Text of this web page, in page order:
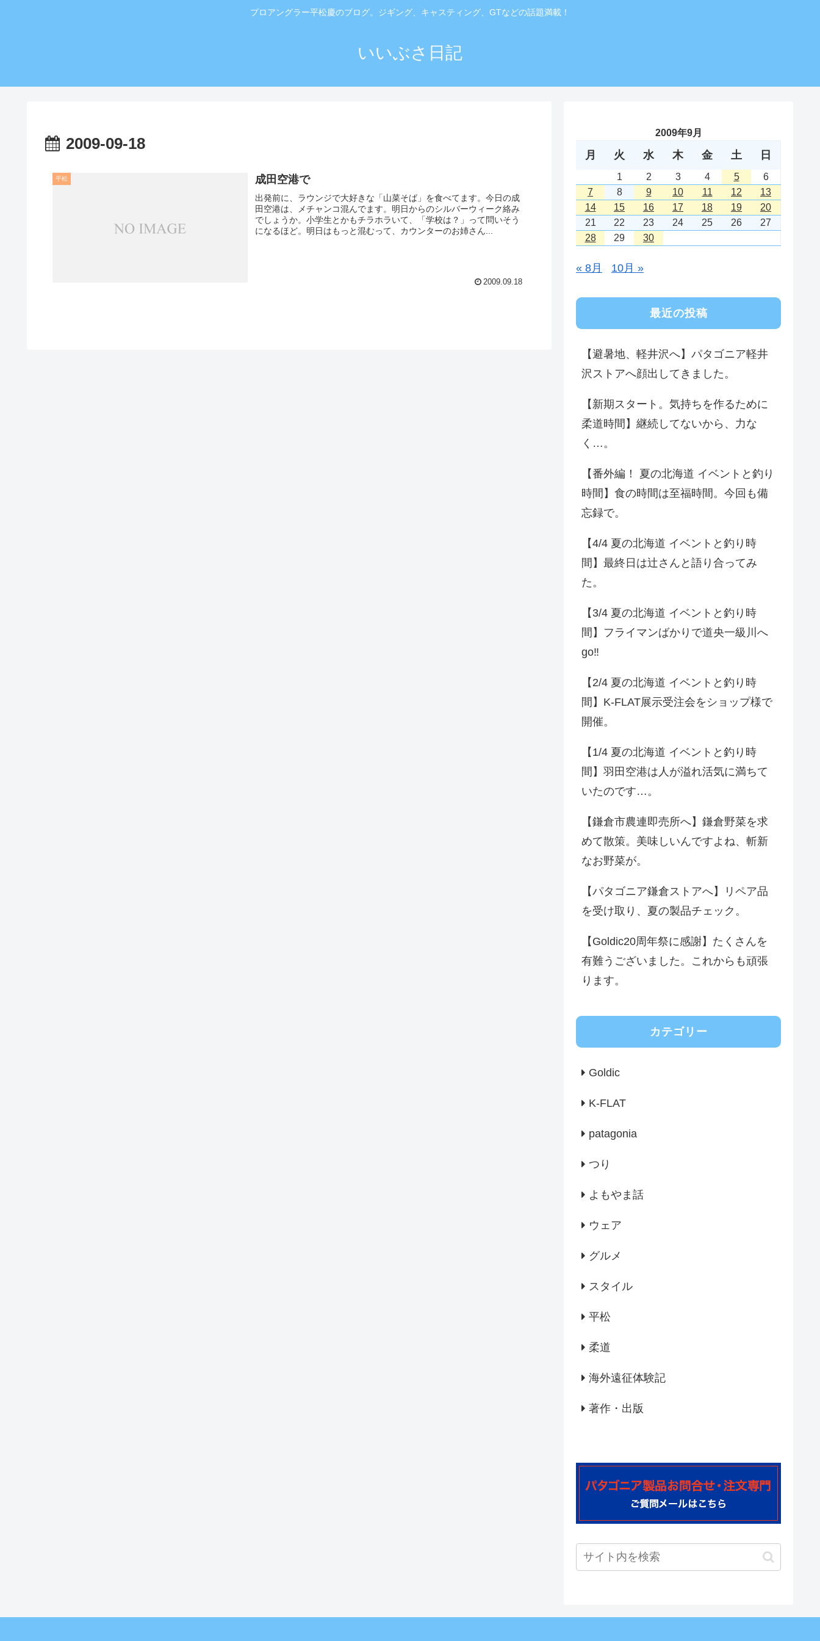
プロアングラー平松慶のブログ。ジギング、キャスティング、GTなどの話題満載！
いいぶさ日記
2009-09-18
平松 成田空港で
出発前に、ラウンジで大好きな「山菜そば」を食べてます。今日の成
田空港は、メチャンコ混んでます。明日からのシルバーウィーク絡み
でしょうか。小学生とかもチラホラいて、「学校は？」って問いそう
になるほど。明日はもっと混むって、カウンターのお姉さん...
2009.09.18
2009年9月
月 火 水 木 金 土 日
1 2 3 4 5
6
7
8 9 10 11 12
13
14
15 16 17 18 19
20
21
22 23 24 25 26
27
28
29 30
« 8月 10月 »
最近の投稿
【避暑地、軽井沢へ】パタゴニア軽井
沢ストアへ顔出してきました。
【新期スタート。気持ちを作るために
柔道時間】継続してないから、力な
く…。
【番外編！ 夏の北海道 イベントと釣り
時間】食の時間は至福時間。今回も備
忘録で。
【4/4 夏の北海道 イベントと釣り時
間】最終日は辻さんと語り合ってみ
た。
【3/4 夏の北海道 イベントと釣り時
間】フライマンばかりで道央一級川へ
go‼️
【2/4 夏の北海道 イベントと釣り時
間】K-FLAT展示受注会をショップ様で
開催。
【1/4 夏の北海道 イベントと釣り時
間】羽田空港は人が溢れ活気に満ちて
いたのです…。
【鎌倉市農連即売所へ】鎌倉野菜を求
めて散策。美味しいんですよね、斬新
なお野菜が。
【パタゴニア鎌倉ストアへ】リペア品
を受け取り、夏の製品チェック。
【Goldic20周年祭に感謝】たくさんを
有難うございました。これからも頑張
ります。
カテゴリー
Goldic
K-FLAT
patagonia
つり
よもやま話
ウェア
グルメ
スタイル
平松
柔道
海外遠征体験記
著作・出版